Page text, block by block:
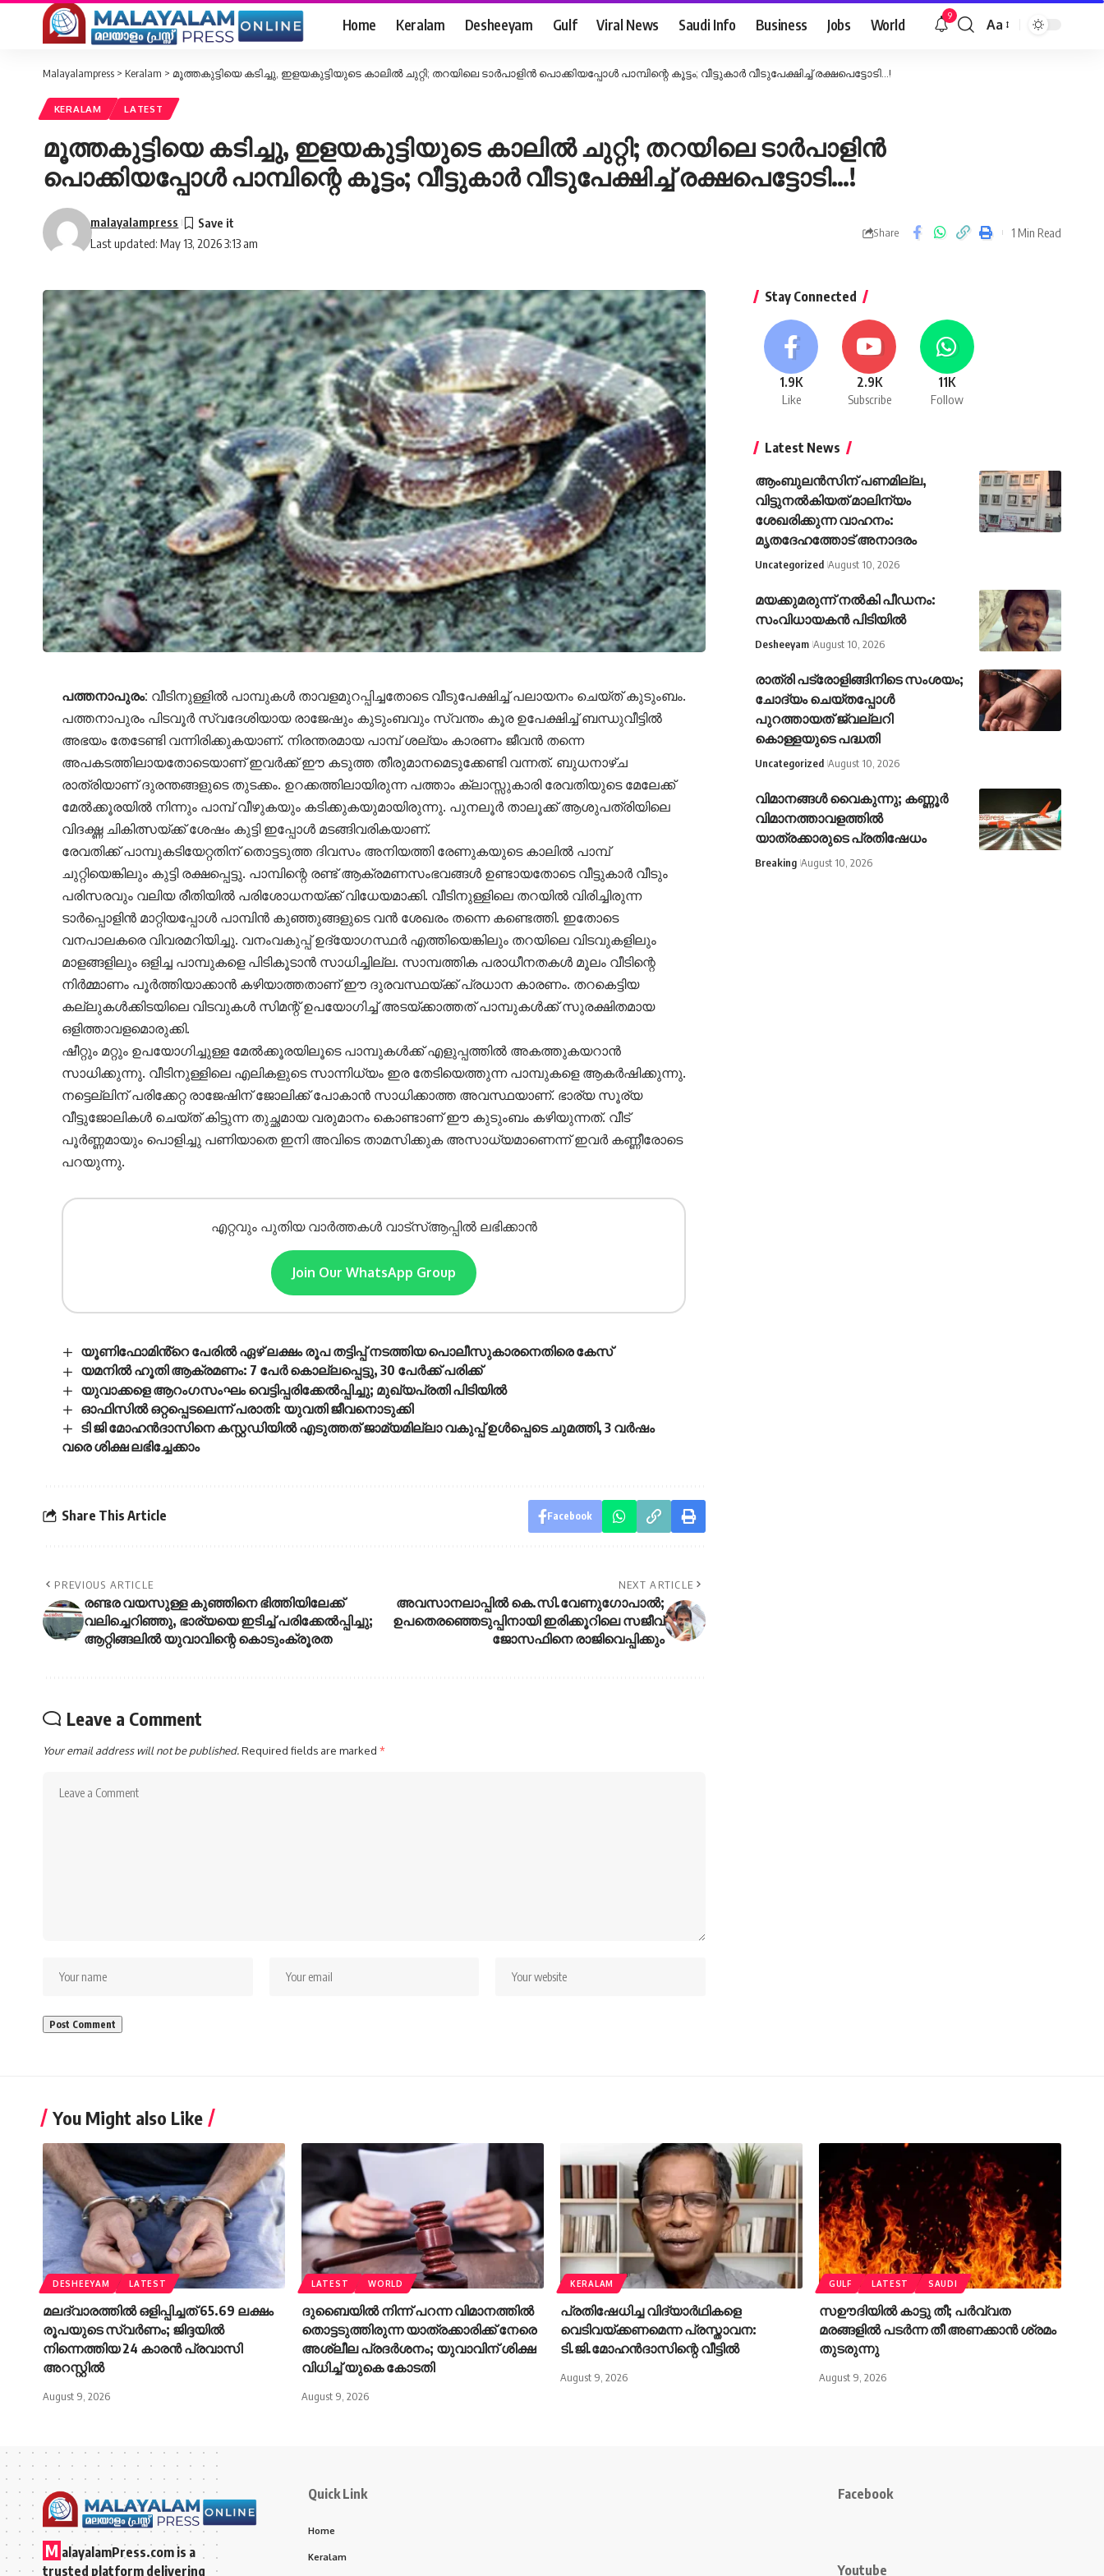
Home Keralam Desheeyam Gulf Viral News Saudi Info Business Jobs World 9
Font
Aa
Malayalampress > Keralam > മൂത്തകുട്ടിയെ കടിച്ചു, ഇളയകുട്ടിയുടെ കാലില്‍ ചുറ്റി; തറയിലെ ടാര്‍പാളിന്‍ പൊക്കിയപ്പോള്‍ പാമ്പിന്റെ കൂട്ടം; വീട്ടുകാര്‍ വീടുപേക്ഷിച്ച് രക്ഷപെട്ടോടി…!
KERALAM LATEST
മൂത്തകുട്ടിയെ കടിച്ചു, ഇളയകുട്ടിയുടെ കാലില്‍ ചുറ്റി; തറയിലെ ടാര്‍പാളിന്‍
പൊക്കിയപ്പോള്‍ പാമ്പിന്റെ കൂട്ടം; വീട്ടുകാര്‍ വീടുപേക്ഷിച്ച് രക്ഷപെട്ടോടി…!
Last updated: May 13, 2026 3:13 am
malayalampress
Share 1 Min Read
പത്തനാപുരം: വീടിനുള്ളില്‍ പാമ്പുകള്‍ താവളമുറപ്പിച്ചതോടെ വീടുപേക്ഷിച്ച് പലായനം ചെയ്ത് കുടുംബം.
പത്തനാപുരം പിടവൂര്‍ സ്വദേശിയായ രാജേഷും കുടുംബവും സ്വന്തം കൂര ഉപേക്ഷിച്ച് ബന്ധുവീട്ടില്‍
അഭയം തേടേണ്ടി വന്നിരിക്കുകയാണ്. നിരന്തരമായ പാമ്പ് ശല്യം കാരണം ജീവന്‍ തന്നെ
അപകടത്തിലായതോടെയാണ് ഇവര്‍ക്ക് ഈ കടുത്ത തീരുമാനമെടുക്കേണ്ടി വന്നത്. ബുധനാഴ്ച
രാത്രിയാണ് ദുരന്തങ്ങളുടെ തുടക്കം. ഉറക്കത്തിലായിരുന്ന പത്താം ക്ലാസ്സുകാരി രേവതിയുടെ മേലേക്ക്
മേല്‍ക്കൂരയില്‍ നിന്നും പാമ്പ് വീഴുകയും കടിക്കുകയുമായിരുന്നു. പുനലൂര്‍ താലൂക്ക് ആശുപത്രിയിലെ
വിദഗ്ദ്ധ ചികിത്സയ്ക്ക് ശേഷം കുട്ടി ഇപ്പോള്‍ മടങ്ങിവരികയാണ്.
രേവതിക്ക് പാമ്പുകടിയേറ്റതിന് തൊട്ടടുത്ത ദിവസം അനിയത്തി രേണുകയുടെ കാലില്‍ പാമ്പ്
ചുറ്റിയെങ്കിലും കുട്ടി രക്ഷപ്പെട്ടു. പാമ്പിന്റെ രണ്ട് ആക്രമണസംഭവങ്ങള്‍ ഉണ്ടായതോടെ വീട്ടുകാര്‍ വീടും
പരിസരവും വലിയ രീതിയില്‍ പരിശോധനയ്ക്ക് വിധേയമാക്കി. വീടിനുള്ളിലെ തറയില്‍ വിരിച്ചിരുന്ന
ടാര്‍പ്പൊളിന്‍ മാറ്റിയപ്പോള്‍ പാമ്പിന്‍ കുഞ്ഞുങ്ങളുടെ വന്‍ ശേഖരം തന്നെ കണ്ടെത്തി. ഇതോടെ
വനപാലകരെ വിവരമറിയിച്ചു. വനംവകുപ്പ് ഉദ്യോഗസ്ഥര്‍ എത്തിയെങ്കിലും തറയിലെ വിടവുകളിലും
മാളങ്ങളിലും ഒളിച്ച പാമ്പുകളെ പിടികൂടാന്‍ സാധിച്ചില്ല. സാമ്പത്തിക പരാധീനതകള്‍ മൂലം വീടിന്റെ
നിര്‍മ്മാണം പൂര്‍ത്തിയാക്കാന്‍ കഴിയാത്തതാണ് ഈ ദുരവസ്ഥയ്ക്ക് പ്രധാന കാരണം. തറകെട്ടിയ
കല്ലുകള്‍ക്കിടയിലെ വിടവുകള്‍ സിമന്റ് ഉപയോഗിച്ച് അടയ്ക്കാത്തത് പാമ്പുകള്‍ക്ക് സുരക്ഷിതമായ
ഒളിത്താവളമൊരുക്കി.
ഷീറ്റും മറ്റും ഉപയോഗിച്ചുള്ള മേല്‍ക്കൂരയിലൂടെ പാമ്പുകള്‍ക്ക് എളുപ്പത്തില്‍ അകത്തുകയറാന്‍
സാധിക്കുന്നു. വീടിനുള്ളിലെ എലികളുടെ സാന്നിധ്യം ഇര തേടിയെത്തുന്ന പാമ്പുകളെ ആകര്‍ഷിക്കുന്നു.
നട്ടെല്ലിന് പരിക്കേറ്റ രാജേഷിന് ജോലിക്ക് പോകാന്‍ സാധിക്കാത്ത അവസ്ഥയാണ്. ഭാര്യ സൂര്യ
വീട്ടുജോലികള്‍ ചെയ്ത് കിട്ടുന്ന തുച്ഛമായ വരുമാനം കൊണ്ടാണ് ഈ കുടുംബം കഴിയുന്നത്. വീട്
പൂര്‍ണ്ണമായും പൊളിച്ചു പണിയാതെ ഇനി അവിടെ താമസിക്കുക അസാധ്യമാണെന്ന് ഇവര്‍ കണ്ണീരോടെ
പറയുന്നു.
എറ്റവും പുതിയ വാർത്തകൾ വാട്സ്ആപ്പിൽ ലഭിക്കാൻ
Join Our WhatsApp Group
യൂണിഫോമിൻ്റെ പേരിൽ ഏഴ് ലക്ഷം രൂപ തട്ടിപ്പ് നടത്തിയ പൊലീസുകാരനെതിരെ കേസ്
യമനിൽ ഹൂതി ആക്രമണം: 7 പേർ കൊല്ലപ്പെട്ടു, 30 പേർക്ക് പരിക്ക്
യുവാക്കളെ ആറംഗസംഘം വെട്ടിപ്പരിക്കേൽപ്പിച്ചു; മുഖ്യപ്രതി പിടിയിൽ
ഓഫിസിൽ ഒറ്റപ്പെടലെന്ന് പരാതി: യുവതി ജീവനൊടുക്കി
ടി ജി മോഹൻദാസിനെ കസ്റ്റഡിയിൽ എടുത്തത് ജാമ്യമില്ലാ വകുപ്പ് ഉൾപ്പെടെ ചുമത്തി, 3 വർഷം
വരെ ശിക്ഷ ലഭിച്ചേക്കാം
Share This Article Facebook
PREVIOUS ARTICLE
രണ്ടര വയസുള്ള കുഞ്ഞിനെ ഭിത്തിയിലേക്ക്
വലിച്ചെറിഞ്ഞു, ഭാര്യയെ ഇടിച്ച് പരിക്കേൽപ്പിച്ചു;
ആറ്റിങ്ങലിൽ യുവാവിന്റെ കൊടുംക്രൂരത
NEXT ARTICLE
അവസാനലാപ്പില്‍ കെ.സി.വേണുഗോപാല്‍;
ഉപതെരഞ്ഞെടുപ്പിനായി ഇരിക്കൂറിലെ സജീവ്
ജോസഫിനെ രാജിവെപ്പിക്കും
Leave a Comment
Your email address will not be published.Required fields are marked *
Stay Connected
1.9K
Like
2.9K
Subscribe
11K
Follow
Latest News
ആംബുലൻസിന് പണമില്ല,
വിട്ടുനൽകിയത് മാലിന്യം
ശേഖരിക്കുന്ന വാഹനം:
മൃതദേഹത്തോട് അനാദരം
Uncategorized August 10, 2026
മയക്കുമരുന്ന് നൽകി പീഡനം:
സംവിധായകൻ പിടിയിൽ
Desheeyam August 10, 2026
രാത്രി പട്രോളിങ്ങിനിടെ സംശയം;
ചോദ്യം ചെയ്തപ്പോൾ
പുറത്തായത് ജ്വല്ലറി
കൊള്ളയുടെ പദ്ധതി
Uncategorized August 10, 2026
വിമാനങ്ങൾ വൈകുന്നു; കണ്ണൂർ
വിമാനത്താവളത്തിൽ
യാത്രക്കാരുടെ പ്രതിഷേധം
Breaking August 10, 2026
You Might also Like
DESHEEYAM LATEST
മലദ്വാരത്തിൽ ഒളിപ്പിച്ചത് 65.69 ലക്ഷം
രൂപയുടെ സ്വർണം; ജിദ്ദയിൽ
നിന്നെത്തിയ 24 കാരൻ പ്രവാസി
അറസ്റ്റിൽ
August 9, 2026
LATEST WORLD
ദുബൈയിൽ നിന്ന് പറന്ന വിമാനത്തിൽ
തൊട്ടടുത്തിരുന്ന യാത്രക്കാരിക്ക് നേരെ
അശ്ലീല പ്രദർശനം; യുവാവിന് ശിക്ഷ
വിധിച്ച് യുകെ കോടതി
August 9, 2026
KERALAM
പ്രതിഷേധിച്ച വിദ്യാർഥികളെ
വെടിവയ്ക്കണമെന്ന പ്രസ്താവന:
ടി.ജി.മോഹൻദാസിന്റെ വീട്ടിൽ
August 9, 2026
GULF LATEST SAUDI
സഊദിയിൽ കാട്ടു തീ; പർവ്വത
മരങ്ങളിൽ പടർന്ന തീ അണക്കാൻ ശ്രമം
തുടരുന്നു
August 9, 2026
M alayalamPress.com is a
trusted platform delivering
Quick Link
Home
Keralam
Facebook
Youtube